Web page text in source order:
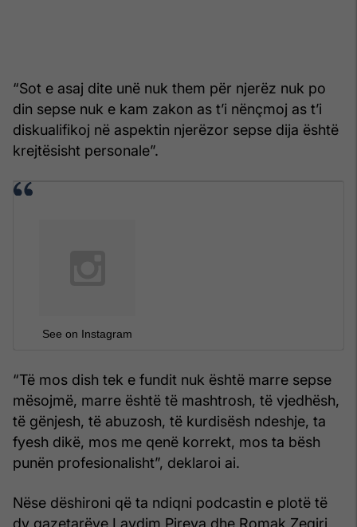
“Sot e asaj dite unë nuk them për njerëz nuk po
din sepse nuk e kam zakon as t’i nënçmoj as t’i
diskualifikoj në aspektin njerëzor sepse dija është
krejtësisht personale”.
See on Instagram
“Të mos dish tek e fundit nuk është marre sepse
mësojmë, marre është të mashtrosh, të vjedhësh,
të gënjesh, të abuzosh, të kurdisësh ndeshje, ta
fyesh dikë, mos me qenë korrekt, mos ta bësh
punën profesionalisht”, deklaroi ai.
Nëse dëshironi që ta ndiqni podcastin e plotë të
dy gazetarëve Lavdim Pireva dhe Romak Zeqiri